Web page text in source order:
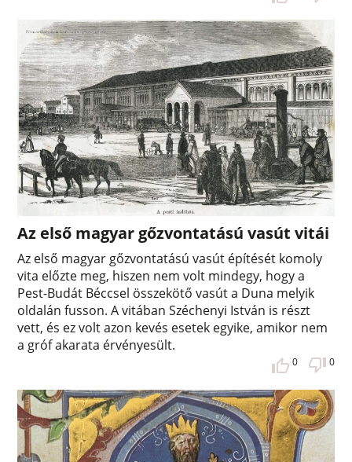
Az első magyar gőzvontatású vasút vitái
Az első magyar gőzvontatású vasút építését komoly
vita előzte meg, hiszen nem volt mindegy, hogy a
Pest-Budát Béccsel összekötő vasút a Duna melyik
oldalán fusson. A vitában Széchenyi István is részt
vett, és ez volt azon kevés esetek egyike, amikor nem
a gróf akarata érvényesült.
0 0